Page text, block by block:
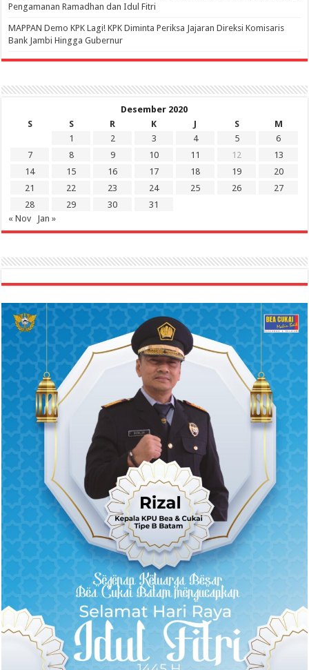
Pengamanan Ramadhan dan Idul Fitri
‎MAPPAN Demo KPK Lagi! KPK Diminta Periksa Jajaran Direksi Komisaris
Bank Jambi Hingga Gubernur ‎
Desember 2020
S
S R K J S
M
1
2 3 4 5
6
7
8 9 10 11 12
13
14
15 16 17 18 19
20
21
22 23 24 25 26
27
28
29 30
31
« Nov
Jan »